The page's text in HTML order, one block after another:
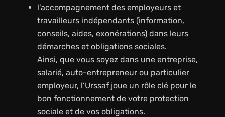
l’accompagnement des employeurs et
travailleurs indépendants (information,
conseils, aides, exonérations) dans leurs
démarches et obligations sociales.
Ainsi, que vous soyez dans une entreprise,
salarié, auto-entrepreneur ou particulier
employeur, l’Urssaf joue un rôle clé pour le
bon fonctionnement de votre protection
sociale et de vos obligations.